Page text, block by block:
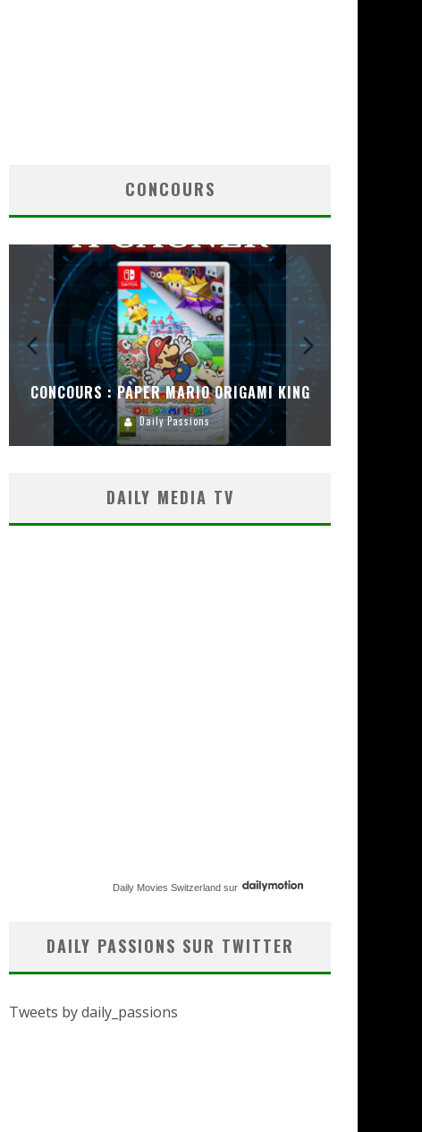
CONCOURS
CONCOURS : PAPER MARIO ORIGAMI KING
Daily Passions
DAILY MEDIA TV
Daily Movies Switzerland sur
DAILY PASSIONS SUR TWITTER
Tweets by daily_passions